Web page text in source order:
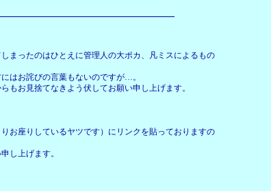
まったのはひとえに管理人の大ポカ、凡ミスによるもの
はお詫びの言葉もないのですが…。
お見捨てなきよう伏してお願い申し上げます。
お座りしているヤツです）にリンクを貼っておりますの
し上げます。